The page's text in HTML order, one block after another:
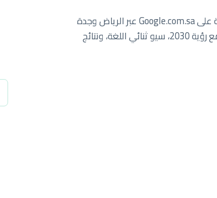
سبايدرلاب يساعد الشركات السعودية على الهيمنة على Google.com.sa عبر الرياض وجدة
والدمام والمنطقة الشرقية. نمو رقمي يتماشى مع رؤية 2030، سيو ثنائي اللغة، ونتائج